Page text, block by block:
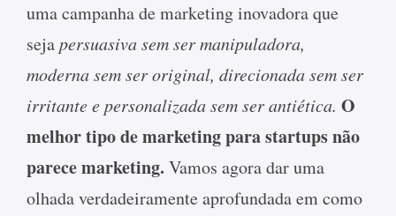
uma campanha de marketing inovadora que
sejapersuasiva sem ser manipuladora,
moderna sem ser original, direcionada sem ser
irritante e personalizada sem ser antiética. O
melhor tipo de marketing para startups não
parece marketing. Vamos agora dar uma
olhada verdadeiramente aprofundada em como